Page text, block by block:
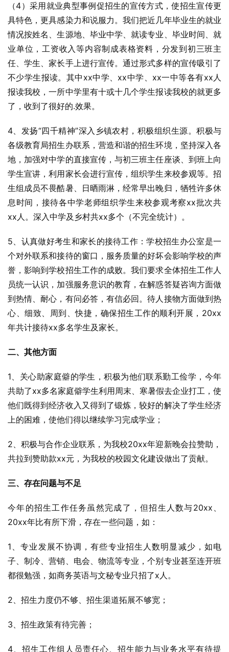
（4）采用就业典型事例促招生的宣传方式，使招生宣传更
具特色，更具感染力和说服力。我们把近几年毕业生的就业
情况按姓名、生源地、毕业中学、就读专业、毕业时间、就
业单位，工资收入等内容制成表格资料，分发到初三班主
任、学生、家长手上进行宣传。通过形式多样的宣传吸引了
不少学生报读。其中xx中学、xx中学、xx一中等各有xx人
报读我校，一所中学里有十或十几个学生报读我校的就更多
了，收到了很好的.效果。
4、发扬“四千精神”深入乡镇农村，积极组织生源。积极与
各级教育局招生办联系，营造和谐的招生环境，坚持深入各
地，加强对中学的直接宣传，与初三班主任座谈、到班上向
学生宣讲，利用家长会进行宣传，组织学生来校参观等。招
生组成员不畏酷暑、日晒雨淋，经常早出晚归，牺牲许多休
息时间，接待各中学老师组织学生来校参观考察xx批次共
xx人。深入中学及乡村共xx多个（不完全统计）。
5、认真做好考生和家长的接待工作：学校招生办公室是一
个对外联系和接待的窗口，服务质量的好坏会影响学校的声
誉，影响到学校招生工作的成败。我们要求全体招生工作人
员统一认识，加强服务意识的教育，在解惑答疑咨询方面做
到热情、耐心，有问必答，有信必回。待人接物方面做到热
心、细致、周到、快捷，确保招生工作的顺利开展，20xx
年共计接待xx多名学生及家长。
二、其他方面
1、关心助家庭僻的学生，积极为他们联系勤工俭学，今年
共助了xx多名家庭僻学生利用周末、寒暑假去企业打工，使
他们既得到经济收入又得到了锻炼，较好的解决了学生经济
上的困难，使他们得以继续学习完成学业；
2、积极与合作企业联系，为我校20xx年迎新晚会拉赞助，
共拉到赞助款xx元，为我校的校园文化建设做出了贡献。
三、存在问题与不足
今年的招生工作任务虽然完成了，但招生人数与20xx、
20xx年比有所下滑，存在一些问题，如：
1、专业发展不协调，有些专业招生人数明显减少，如电
子、制冷、营销、电会、物流等专业，个别专业甚至连开班
都很勉强，如商务英语与文秘专业只招了x人。
2、招生力度仍不够、招生渠道拓展不够宽；
3、招生政策有待完善；
4、招生工作组人员责任心、招生能力与业务水平有待提